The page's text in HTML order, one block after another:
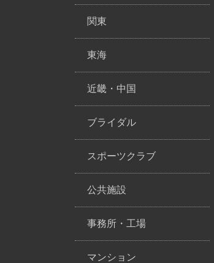
関東
東海
近畿・中国
ブライダル
スポーツクラブ
公共施設
事務所・工場
マンション